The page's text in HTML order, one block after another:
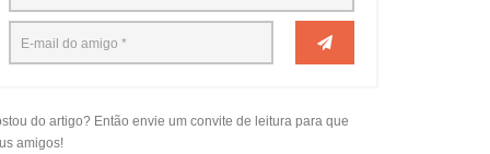
do artigo? Então envie um convite de leitura para que
amigos!